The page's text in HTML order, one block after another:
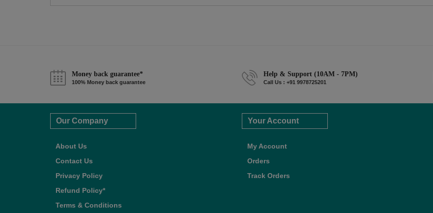
Money back guarantee*
100% Money back guarantee
Help & Support (10AM - 7PM)
Call Us : +91 9978725201
Our Company
About Us
Contact Us
Privacy Policy
Refund Policy*
Terms & Conditions
Your Account
My Account
Orders
Track Orders